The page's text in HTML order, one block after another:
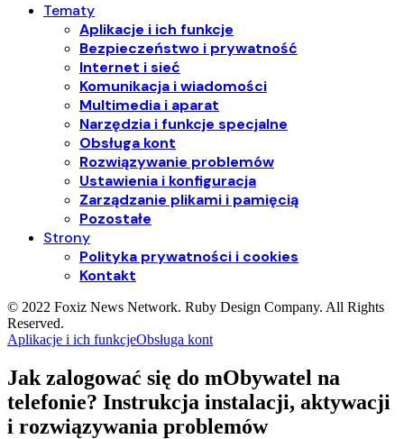
Tematy
Aplikacje i ich funkcje
Bezpieczeństwo i prywatność
Internet i sieć
Komunikacja i wiadomości
Multimedia i aparat
Narzędzia i funkcje specjalne
Obsługa kont
Rozwiązywanie problemów
Ustawienia i konfiguracja
Zarządzanie plikami i pamięcią
Pozostałe
Strony
Polityka prywatności i cookies
Kontakt
© 2022 Foxiz News Network. Ruby Design Company. All Rights
Reserved.
Aplikacje i ich funkcjeObsługa kont
Jak zalogować się do mObywatel na
telefonie? Instrukcja instalacji, aktywacji
i rozwiązywania problemów